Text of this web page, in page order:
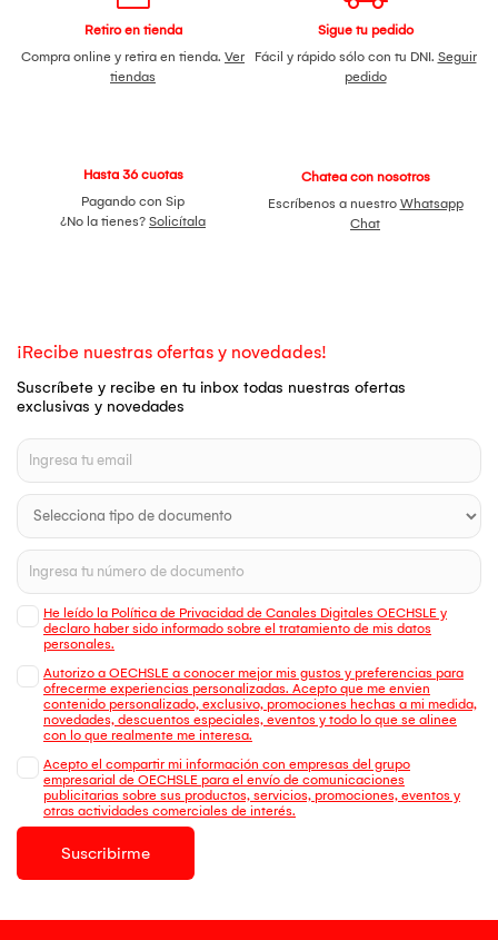
Retiro en tienda
Compra online y retira en tienda. Ver
tiendas
Sigue tu pedido
Fácil y rápido sólo con tu DNI. Seguir
pedido
Hasta 36 cuotas
Pagando con Sip
¿No la tienes? Solicítala
Chatea con nosotros
Escríbenos a nuestro Whatsapp
Chat
¡Recibe nuestras ofertas y novedades!
Suscríbete y recibe en tu inbox todas nuestras ofertas
exclusivas y novedades
He leído la Política de Privacidad de Canales Digitales OECHSLE y
declaro haber sido informado sobre el tratamiento de mis datos
personales.
Autorizo a OECHSLE a conocer mejor mis gustos y preferencias para
ofrecerme experiencias personalizadas. Acepto que me envien
contenido personalizado, exclusivo, promociones hechas a mi medida,
novedades, descuentos especiales, eventos y todo lo que se alinee
con lo que realmente me interesa.
Acepto el compartir mi información con empresas del grupo
empresarial de OECHSLE para el envío de comunicaciones
publicitarias sobre sus productos, servicios, promociones, eventos y
otras actividades comerciales de interés.
Suscribirme